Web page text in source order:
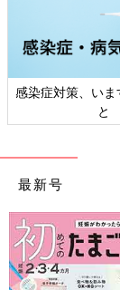
ゃん・
日本外
最新号